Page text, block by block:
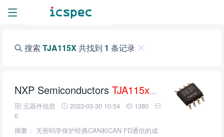
搜索 TJA115X共找到 1 条记录
NXP Semiconductors TJA115x安全CAN收发
元器件信息 2023-03-30 10:54
1380
0
摘要： 无密码学保护经典CAN和CAN FD通信的成